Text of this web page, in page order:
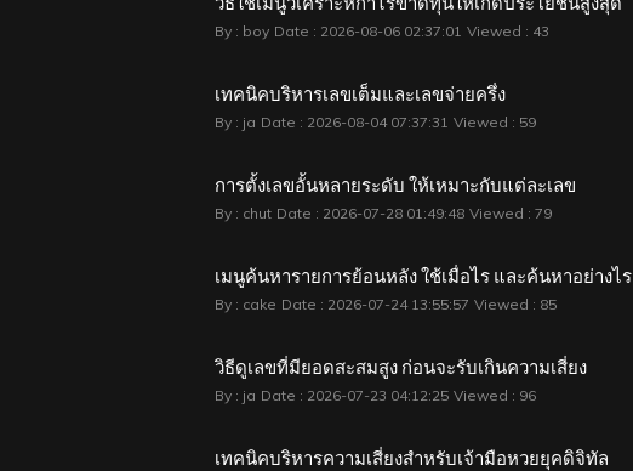
By : boy Date : 2026-08-06 02:37:01 Viewed : 43
เทคนิคบริหารเลขเต็มและเลขจ่ายครึ่ง
By : ja Date : 2026-08-04 07:37:31 Viewed : 59
การตั้งเลขอั้นหลายระดับ ให้เหมาะกับแต่ละเลข
By : chut Date : 2026-07-28 01:49:48 Viewed : 79
เมนูค้นหารายการย้อนหลัง ใช้เมื่อไร และค้นหาอย่างไร
By : cake Date : 2026-07-24 13:55:57 Viewed : 85
วิธีดูเลขที่มียอดสะสมสูง ก่อนจะรับเกินความเสี่ยง
By : ja Date : 2026-07-23 04:12:25 Viewed : 96
เทคนิคบริหารความเสี่ยงสำหรับเจ้ามือหวยยุคดิจิทัล